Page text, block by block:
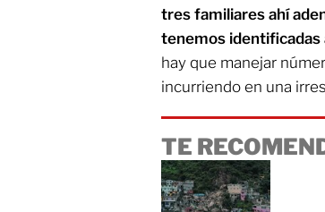
tres familiares ahí
tenemos identificadas
hay que manejar
incurriendo en una
TE